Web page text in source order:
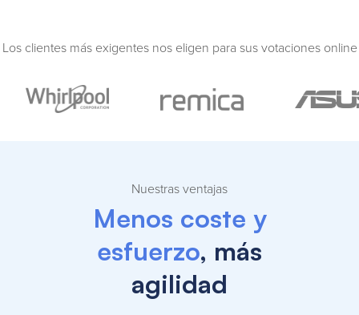
Los clientes más exigentes nos eligen para sus votaciones online
Nuestras ventajas
Menos coste y
esfuerzo, más
agilidad